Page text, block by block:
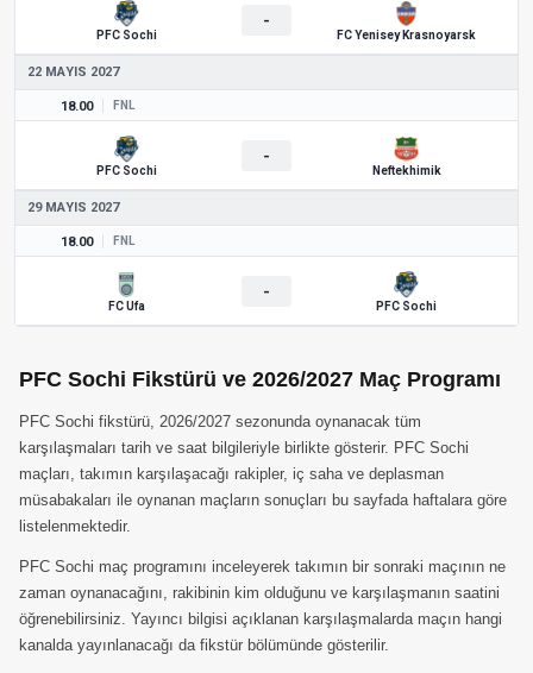
PFC Sochi
-
FC Yenisey Krasnoyarsk
22 MAYIS 2027
18.00 FNL
PFC Sochi
-
Neftekhimik
29 MAYIS 2027
18.00 FNL
FC Ufa
-
PFC Sochi
PFC Sochi Fikstürü ve 2026/2027 Maç Programı
PFC Sochi fikstürü, 2026/2027 sezonunda oynanacak tüm
karşılaşmaları tarih ve saat bilgileriyle birlikte gösterir. PFC Sochi
maçları, takımın karşılaşacağı rakipler, iç saha ve deplasman
müsabakaları ile oynanan maçların sonuçları bu sayfada haftalara göre
listelenmektedir.
PFC Sochi maç programını inceleyerek takımın bir sonraki maçının ne
zaman oynanacağını, rakibinin kim olduğunu ve karşılaşmanın saatini
öğrenebilirsiniz. Yayıncı bilgisi açıklanan karşılaşmalarda maçın hangi
kanalda yayınlanacağı da fikstür bölümünde gösterilir.